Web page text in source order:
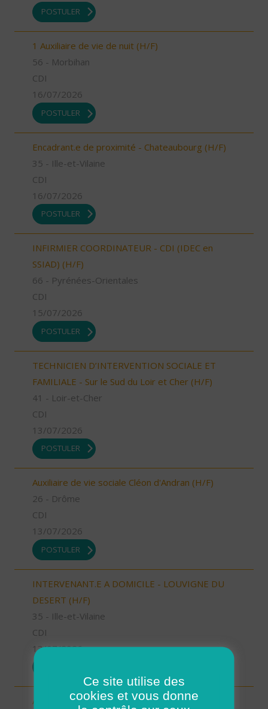
POSTULER
1 Auxiliaire de vie de nuit (H/F)
56 - Morbihan
CDI
16/07/2026
POSTULER
Encadrant.e de proximité - Chateaubourg (H/F)
35 - Ille-et-Vilaine
CDI
16/07/2026
POSTULER
INFIRMIER COORDINATEUR - CDI (IDEC en
SSIAD) (H/F)
66 - Pyrénées-Orientales
CDI
15/07/2026
POSTULER
TECHNICIEN D’INTERVENTION SOCIALE ET
FAMILIALE - Sur le Sud du Loir et Cher (H/F)
41 - Loir-et-Cher
CDI
13/07/2026
POSTULER
Auxiliaire de vie sociale Cléon d'Andran (H/F)
26 - Drôme
CDI
13/07/2026
POSTULER
INTERVENANT.E A DOMICILE - LOUVIGNE DU
DESERT (H/F)
35 - Ille-et-Vilaine
CDI
13/07/2026
Aide à domicile Cléon d'Andran (H/F)
Ce site utilise des
cookies et vous donne